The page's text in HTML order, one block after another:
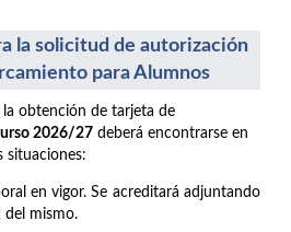
la solicitud de autorización
para Alumnos
obtención de tarjeta de
2026/27 deberá encontrarse en
situaciones:
en vigor. Se acreditará adjuntando
del mismo.